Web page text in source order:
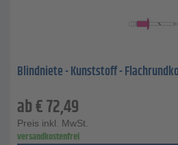
Blindniete - Kunststoff -
ab€72,49
Preis inkl. MwSt.
versandkostenfrei